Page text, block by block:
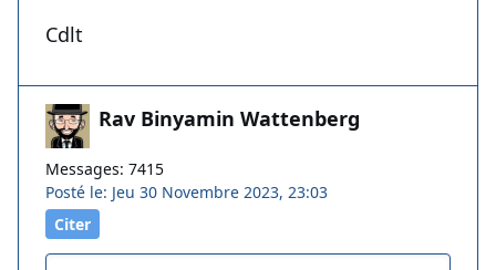
Cdlt
Rav Binyamin Wattenberg
Messages: 7415
Posté le: Jeu 30 Novembre 2023, 23:03
Citer